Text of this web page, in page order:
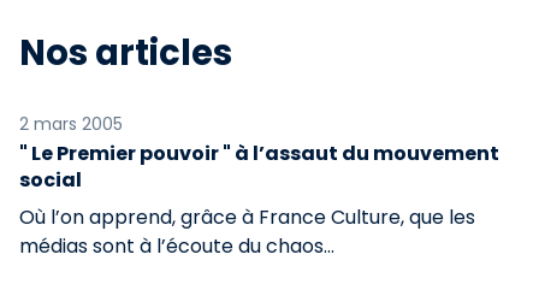
Boutique
Nos articles
2 mars 2005
" Le Premier pouvoir " à l’assaut du mouvement
social
Où l’on apprend, grâce à France Culture, que les
médias sont à l’écoute du chaos...